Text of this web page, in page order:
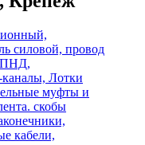
силовой, провод
каналы, Лотки
муфты и
скобы
кабели,